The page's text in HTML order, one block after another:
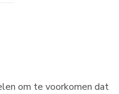
om te voorkomen dat